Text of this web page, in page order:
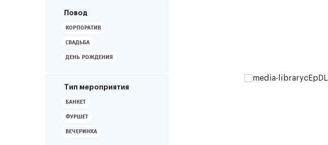
Повод
КОРПОРАТИВ
СВАДЬБА
ДЕНЬ РОЖДЕНИЯ
Тип мероприятия
БАНКЕТ
ФУРШЕТ
ВЕЧЕРИНКА